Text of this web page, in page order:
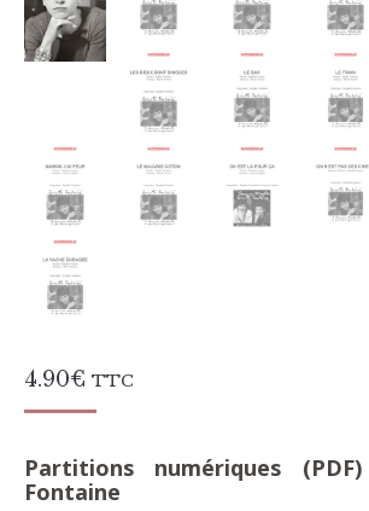
4.90€ TTC
Partitions numériques (PDF)
Fontaine